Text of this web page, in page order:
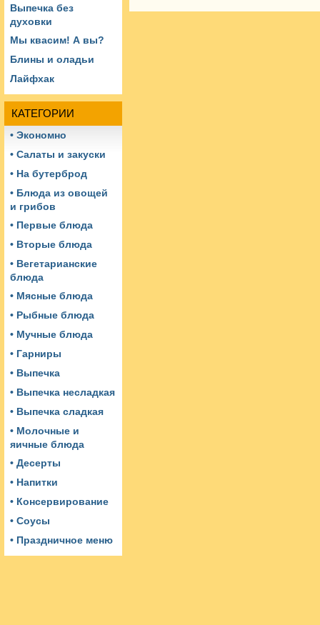
Выпечка без
духовки
Мы квасим! А вы?
Блины и оладьи
Лайфхак
КАТЕГОРИИ
• Экономно
• Салаты и закуски
• На бутерброд
• Блюда из овощей
и грибов
• Первые блюда
• Вторые блюда
• Вегетарианские
блюда
• Мясные блюда
• Рыбные блюда
• Мучные блюда
• Гарниры
• Выпечка
• Выпечка несладкая
• Выпечка сладкая
• Молочные и
яичные блюда
• Десерты
• Напитки
• Консервирование
• Соусы
• Праздничное меню